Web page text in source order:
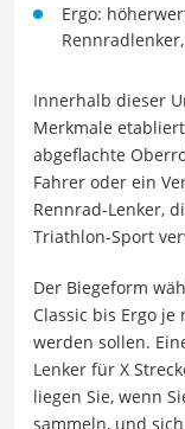
Ergo:
Innerhalb dieser
Merkmale
abgeflachte
Fahrer oder ein
Rennrad-Lenker,
Triathlon-Sport
Der Biegeform
Classic bis Ergo
werden sollen.
Lenker für X
liegen Sie, wenn
sammeln, und